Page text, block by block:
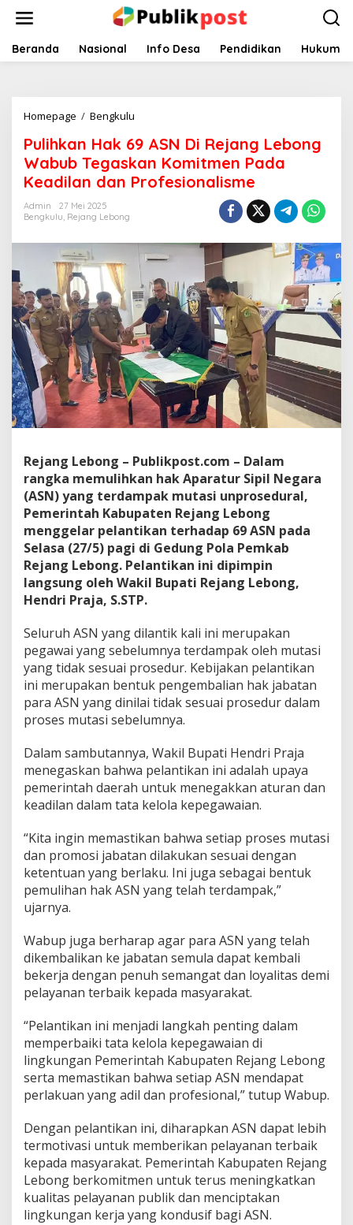
Beranda Nasional Info Desa Pendidikan Hukum
Homepage / Bengkulu
69
ASN
Di
Rejang
Komitmen
Pada
Keadilan
dan
Profesionalisme
Pulihkan Hak 69 ASN Di Rejang Lebong
Wabub Tegaskan Komitmen Pada
Keadilan dan Profesionalisme
Admin
27 Mei 2025
Bengkulu, Rejang Lebong
Rejang Lebong – Publikpost.com – Dalam
rangka memulihkan hak Aparatur Sipil Negara
(ASN) yang terdampak mutasi unprosedural,
Pemerintah Kabupaten Rejang Lebong
menggelar pelantikan terhadap 69 ASN pada
Selasa (27/5) pagi di Gedung Pola Pemkab
Rejang Lebong. Pelantikan ini dipimpin
langsung oleh Wakil Bupati Rejang Lebong,
Hendri Praja, S.STP.
Seluruh ASN yang dilantik kali ini merupakan
pegawai yang sebelumnya terdampak oleh mutasi
yang tidak sesuai prosedur. Kebijakan pelantikan
ini merupakan bentuk pengembalian hak jabatan
para ASN yang dinilai tidak sesuai prosedur dalam
proses mutasi sebelumnya.
Dalam sambutannya, Wakil Bupati Hendri Praja
menegaskan bahwa pelantikan ini adalah upaya
pemerintah daerah untuk menegakkan aturan dan
keadilan dalam tata kelola kepegawaian.
“Kita ingin memastikan bahwa setiap proses mutasi
dan promosi jabatan dilakukan sesuai dengan
ketentuan yang berlaku. Ini juga sebagai bentuk
pemulihan hak ASN yang telah terdampak,”
ujarnya.
Wabup juga berharap agar para ASN yang telah
dikembalikan ke jabatan semula dapat kembali
bekerja dengan penuh semangat dan loyalitas demi
pelayanan terbaik kepada masyarakat.
“Pelantikan ini menjadi langkah penting dalam
memperbaiki tata kelola kepegawaian di
lingkungan Pemerintah Kabupaten Rejang Lebong
serta memastikan bahwa setiap ASN mendapat
perlakuan yang adil dan profesional,” tutup Wabup.
Dengan pelantikan ini, diharapkan ASN dapat lebih
termotivasi untuk memberikan pelayanan terbaik
kepada masyarakat. Pemerintah Kabupaten Rejang
Lebong berkomitmen untuk terus meningkatkan
kualitas pelayanan publik dan menciptakan
lingkungan kerja yang kondusif bagi ASN.